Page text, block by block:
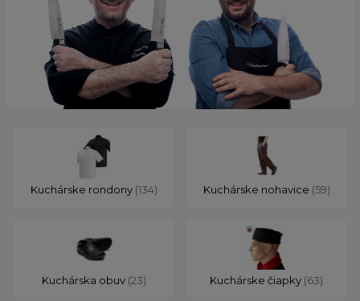
Kuchárske rondony (134) Kuchárske nohavice (59)
Kuchárska obuv (23) Kuchárske čiapky (63)